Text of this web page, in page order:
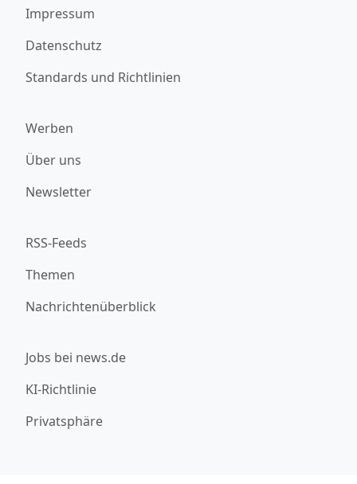
Impressum
Datenschutz
Standards und Richtlinien
Werben
Über uns
Newsletter
RSS-Feeds
Themen
Nachrichtenüberblick
Jobs bei news.de
KI-Richtlinie
Privatsphäre